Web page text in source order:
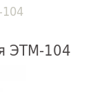
ЭТМ-104